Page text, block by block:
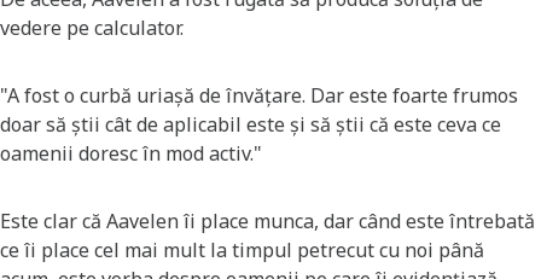
vedere pe calculator.
"A fost o curbă uriașă de învățare. Dar este foarte frumos
doar să știi cât de aplicabil este și să știi că este ceva ce
oamenii doresc în mod activ."
Este clar că Aavelen îi place munca, dar când este întrebată
ce îi place cel mai mult la timpul petrecut cu noi până